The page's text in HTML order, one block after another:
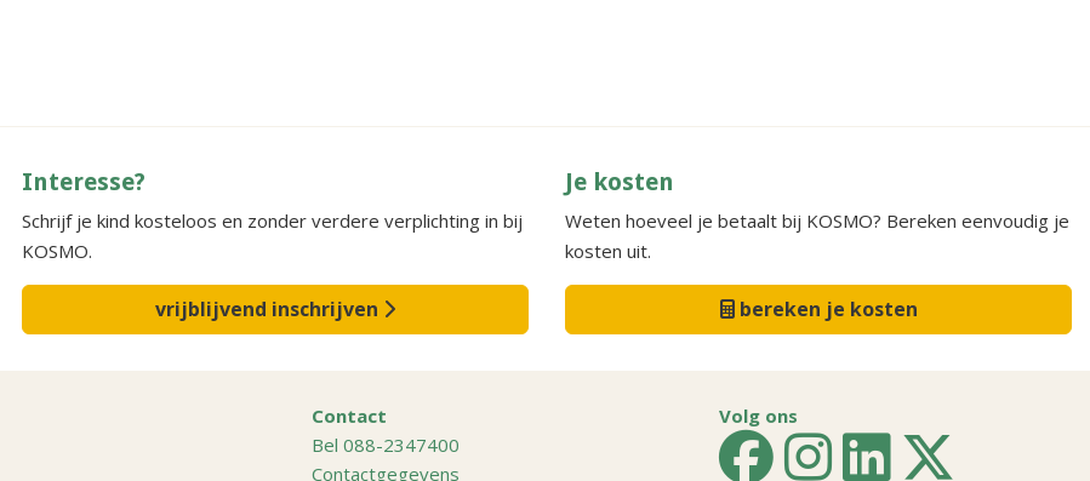
Interesse?
Schrijf je kind kosteloos en zonder verdere verplichting in bij
KOSMO.
vrijblijvend inschrijven
Je kosten
Weten hoeveel je betaalt bij KOSMO? Bereken eenvoudig je
kosten uit.
bereken je kosten
Volg ons
Contact
Bel 088-2347400
Contactgegevens